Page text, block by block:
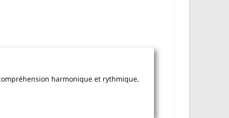
harmonique et rythmique,